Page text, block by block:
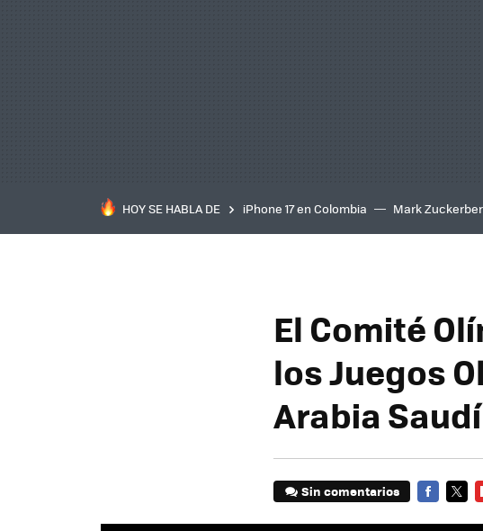
HOY SE HABLA DE iPhone 17 en Colombia Mark
inteligente
IA TCL C8K
El Comité
los Juegos
Arabia Saudí
Sin comentarios